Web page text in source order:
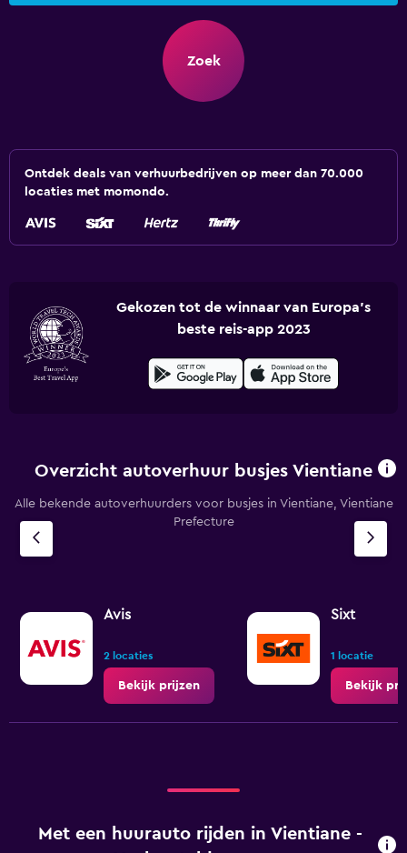
Zoek
Ontdek deals van verhuurbedrijven op meer dan 70.000
locaties met momondo.
Gekozen tot de winnaar van Europa's
beste reis-app 2023
Overzicht autoverhuur busjes Vientiane
Alle bekende autoverhuurders voor busjes in Vientiane, Vientiane
Prefecture
Avis
2 locaties
Bekijk prijzen
Sixt
1 locatie
Bekijk
Met een huurauto rijden in Vientiane -